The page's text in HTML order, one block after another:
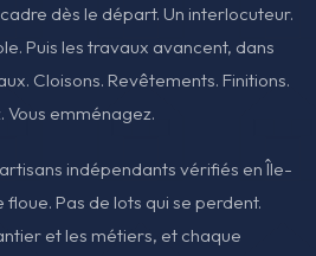
dès le départ. Un interlocuteur.
Puis les travaux avancent, dans
Cloisons. Revêtements. Finitions.
Vous emménagez.
indépendants vérifiés en Île-
Pas de lots qui se perdent.
et les métiers, et chaque